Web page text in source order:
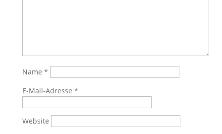
Name *
E-Mail-Adresse *
Website